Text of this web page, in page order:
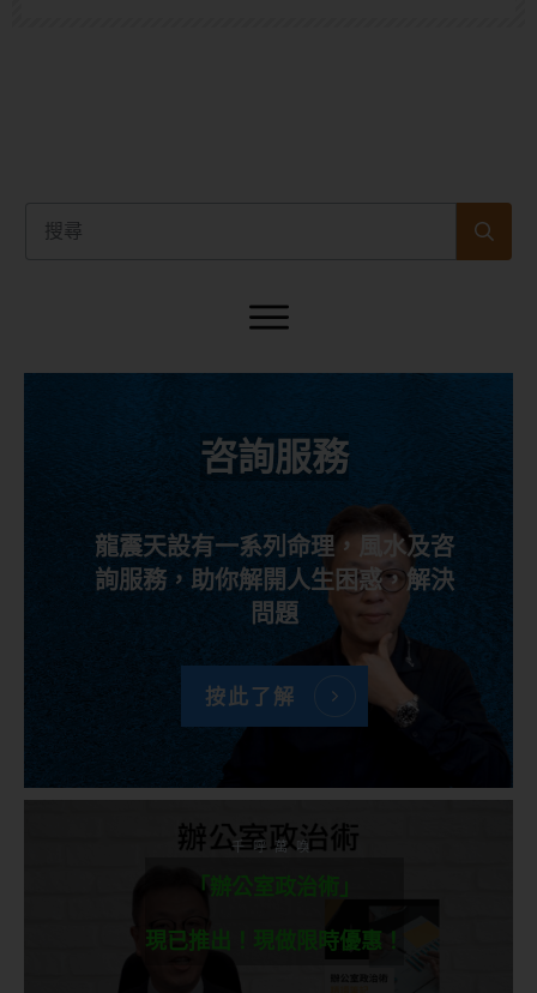
咨詢服務
龍震天設有一系列命理，風水及咨
詢服務，助你解開人生困惑，解決
問題
按此了解
千呼萬喚
「辦公室政治術」
現已推出！現做限時優惠！